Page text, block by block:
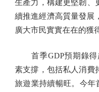
生產力，構建更堅韌、
續推進經濟高質量發展
廣大市民實實在在的獲
首季GDP預期錄得
素支撐，包括私人消費
旅遊業持續暢旺。今年